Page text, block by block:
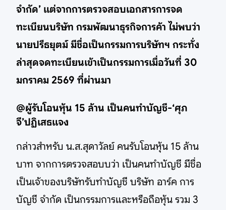
จำกัด’ แต่จากการตรวจสอบเอกสารการจด
ทะเบียนบริษัท กรมพัฒนาธุรกิจการค้า ไม่พบว่า
นายปรีธยุตม์ มีชื่อเป็นกรรมการบริษัทฯ กระทั่ง
ล่าสุดจดทะเบียนเข้าเป็นกรรมการเมื่อวันที่ 30
มกราคม 2569 ที่ผ่านมา
@ผู้รับโอนหุ้น 15 ล้าน เป็นคนทำบัญชี-‘ศุภ
จี’ปฏิเสธแจง
กล่าวสำหรับ น.ส.สุดาวัลย์ คนรับโอนหุ้น 15 ล้าน
บาท จากการตรวจสอบบว่า เป็นคนทำบัญชี มีชื่อ
เป็นเจ้าของบริษัทรับทำบัญชี บริษัท อาร์ค การ
บัญชี จำกัด เป็นกรรมการและหรือถือหุ้น รวม 3